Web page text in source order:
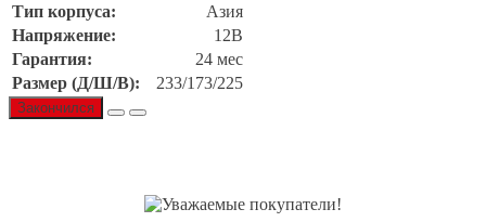
Тип корпуса:
Азия
Напряжение:
12В
Гарантия:
24 мес
Размер (Д/Ш/В):
233/173/225
Закончился